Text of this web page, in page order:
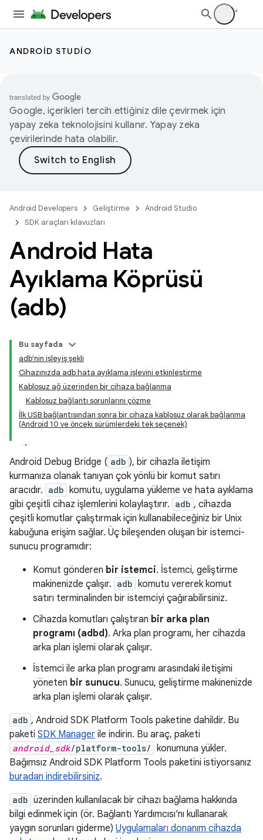
ANDROID STUDIO
Google, içerikleri tercih ettiğiniz dile çevirmek için
yapay zeka teknolojisini kullanır. Yapay zeka
çevirilerinde hata olabilir.
Android Developers Geliştirme
Android Studio
SDK araçları kılavuzları
Android Hata
Ayıklama Köprüsü
(adb)
Bu sayfada
adb'nin işleyiş şekli
Cihazınızda adb hata ayıklama işlevini etkinleştirme
Kablosuz ağ üzerinden bir cihaza bağlanma
Kablosuz bağlantı sorunlarını çözme
İlk USB bağlantısından sonra bir cihaza kablosuz olarak bağlanma
(Android 10 ve önceki sürümlerdeki tek seçenek)
Android Debug Bridge ( adb ), bir cihazla iletişim
kurmanıza olanak tanıyan çok yönlü bir komut satırı
aracıdır. adb komutu, uygulama yükleme ve hata ayıklama
gibi çeşitli cihaz işlemlerini kolaylaştırır. adb , cihazda
çeşitli komutlar çalıştırmak için kullanabileceğiniz bir Unix
kabuğuna erişim sağlar. Üç bileşenden oluşan bir istemci-
sunucu programıdır:
Komut gönderen bir istemci. İstemci, geliştirme
makinenizde çalışır. adb komutu vererek komut
satırı terminalinden bir istemciyi çağırabilirsiniz.
Cihazda komutları çalıştıran bir arka plan
programı (adbd). Arka plan programı, her cihazda
arka plan işlemi olarak çalışır.
İstemci ile arka plan programı arasındaki iletişimi
yöneten bir sunucu. Sunucu, geliştirme makinenizde
arka plan işlemi olarak çalışır.
adb , Android SDK Platform Tools paketine dahildir. Bu
paketi SDK Manager ile indirin. Bu araç, paketi
android_sdk/platform-tools/ konumuna yükler.
Bağımsız Android SDK Platform Tools paketini istiyorsanız
buradan indirebilirsiniz.
adb üzerinden kullanılacak bir cihazı bağlama hakkında
bilgi edinmek için (ör. Bağlantı Yardımcısı'nı kullanarak
yaygın sorunları giderme) Uygulamaları donanım cihazda